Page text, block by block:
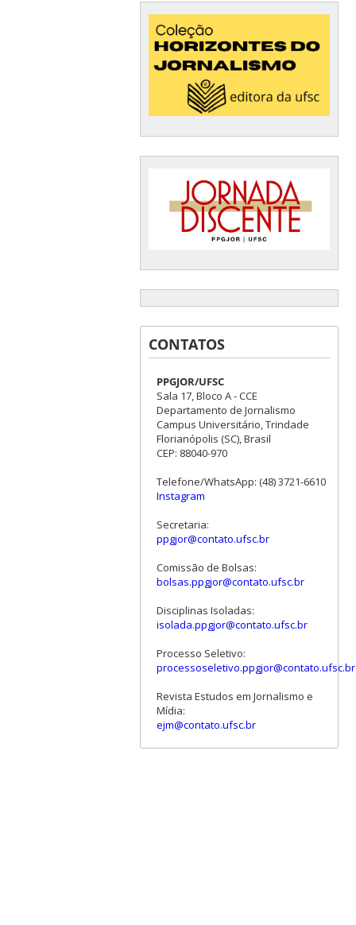
CONTATOS
PPGJOR/UFSC
Sala 17, Bloco A - CCE
Departamento de Jornalismo
Campus Universitário, Trindade
Florianópolis (SC), Brasil
CEP: 88040-970
Telefone/WhatsApp: (48) 3721-6610
Instagram
Secretaria:
ppgjor@contato.ufsc.br
Comissão de Bolsas:
bolsas.ppgjor@contato.ufsc.br
Disciplinas Isoladas:
isolada.ppgjor@contato.ufsc.br
Processo Seletivo:
processoseletivo.ppgjor@contato.ufsc.br
Revista Estudos em Jornalismo e
Mídia:
ejm@contato.ufsc.br